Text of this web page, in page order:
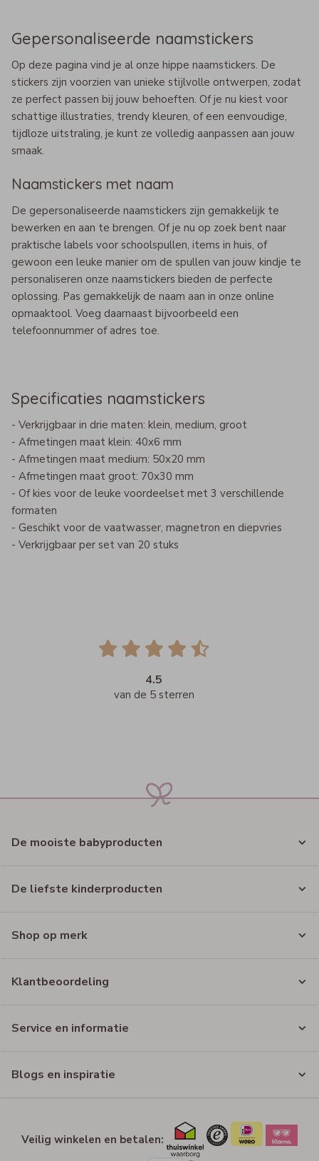
Gepersonaliseerde naamstickers
Op deze pagina vind je al onze hippe naamstickers. De
stickers zijn voorzien van unieke stijlvolle ontwerpen, zodat
ze perfect passen bij jouw behoeften. Of je nu kiest voor
schattige illustraties, trendy kleuren, of een eenvoudige,
tijdloze uitstraling, je kunt ze volledig aanpassen aan jouw
smaak.
Naamstickers met naam
De gepersonaliseerde naamstickers zijn gemakkelijk te
bewerken en aan te brengen. Of je nu op zoek bent naar
praktische labels voor schoolspullen, items in huis, of
gewoon een leuke manier om de spullen van jouw kindje te
personaliseren onze naamstickers bieden de perfecte
oplossing. Pas gemakkelijk de naam aan in onze online
opmaaktool. Voeg daarnaast bijvoorbeeld een
telefoonnummer of adres toe.
Specificaties naamstickers
- Verkrijgbaar in drie maten: klein, medium, groot
- Afmetingen maat klein: 40x6 mm
- Afmetingen maat medium: 50x20 mm
- Afmetingen maat groot: 70x30 mm
- Of kies voor de leuke voordeelset met 3 verschillende
formaten
- Geschikt voor de vaatwasser, magnetron en diepvries
- Verkrijgbaar per set van 20 stuks
4.5
van de 5 sterren
De mooiste babyproducten
De liefste kinderproducten
Shop op merk
Klantbeoordeling
Service en informatie
Blogs en inspiratie
Veilig winkelen en betalen: